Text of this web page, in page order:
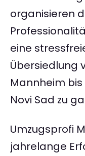
organisieren
eine
Übersiedlung
Mannheim
Novi Sad zu
Umzugsprofi
jahrelange